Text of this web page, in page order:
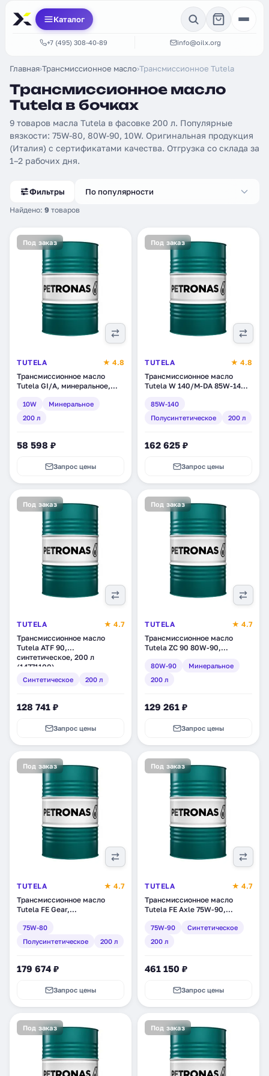
Каталог
+7 (495) 308-40-89 info@oilx.org
Главная›Трансмиссионное масло›Трансмиссионное Tutela
Трансмиссионное масло
Tutela в бочках
9 товаров масла Tutela в фасовке 200 л. Популярные
вязкости: 75W-80, 80W-90, 10W. Оригинальная продукция
(Италия) с сертификатами качества. Отгрузка со склада за
1–2 рабочих дня.
Фильтры
Найдено: 9 товаров
По популярности
Под заказ
TUTELA
★ 4.8
Трансмиссионное масло
Tutela GI/A, минеральное,
10W
Минеральное
200 л
58 598 ₽
Запрос цены
Под заказ
TUTELA
★ 4.8
Трансмиссионное масло
Tutela W 140/M-DA 85W-140,
(14681100)
85W-140
Полусинтетическое
200 л
162 625 ₽
Запрос цены
Под заказ
TUTELA
★ 4.7
Трансмиссионное масло
Tutela ATF 90,
синтетическое, 200 л
(14771100)
Синтетическое 200 л
128 741 ₽
Запрос цены
Под заказ
TUTELA
★ 4.7
Трансмиссионное масло
Tutela ZC 90 80W-90,
(14501100)
80W-90
Минеральное
200 л
129 261 ₽
Запрос цены
Под заказ
TUTELA
★ 4.7
Трансмиссионное масло
Tutela FE Gear,
(23131100)
75W-80
Полусинтетическое
200 л
179 674 ₽
Запрос цены
Под заказ
TUTELA
★ 4.7
Трансмиссионное масло
Tutela FE Axle 75W-90,
(14541100)
75W-90
Синтетическое
200 л
461 150 ₽
Запрос цены
Под заказ Под заказ